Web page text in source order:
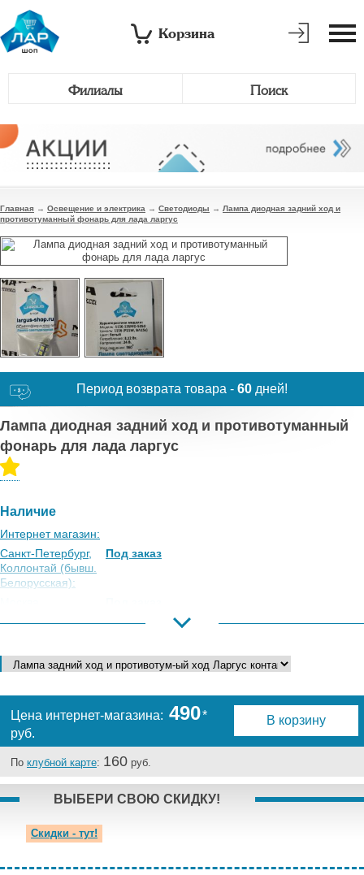
Корзина
Филиалы Поиск
Главная → Освещение и электрика → Светодиоды → Лампа диодная задний ход и
противотуманный фонарь для лада ларгус
Период возврата товара - 60 дней!
Лампа диодная задний ход и противотуманный
фонарь для лада ларгус
Наличие
Интернет магазин:
Санкт-Петербург,
Коллонтай (бывш.
Белорусская):
Под заказ
Порт:
Нальчик:
Под заказ
Самара:
Тверь:
Под заказ
Тюмень:
Под заказ
Челябинск:
Под заказ
Цена интернет-магазина: 490*
руб.
В корзину
По клубной карте: 160 руб.
ВЫБЕРИ СВОЮ СКИДКУ!
Скидки - тут!